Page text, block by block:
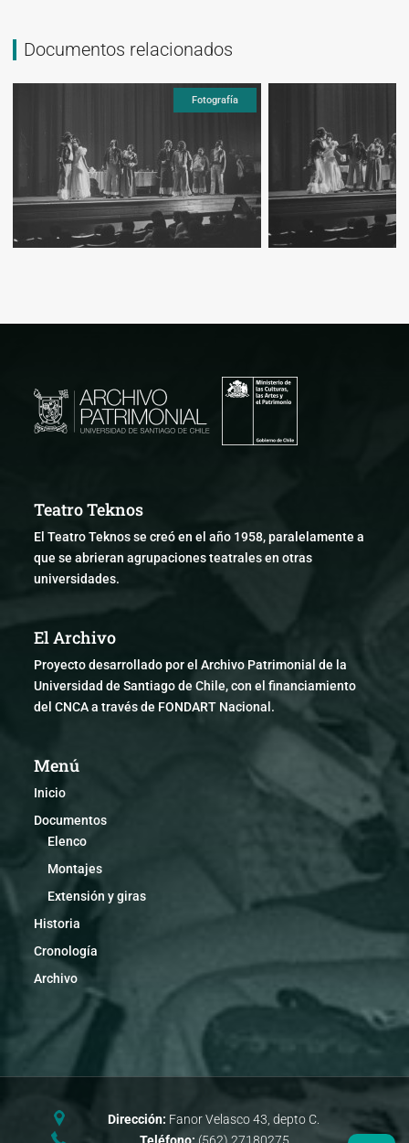
Documentos relacionados
Fotografía
Teatro Teknos
El Teatro Teknos se creó en el año 1958, paralelamente a
que se abrieran agrupaciones teatrales en otras
universidades.
El Archivo
Proyecto desarrollado por el Archivo Patrimonial de la
Universidad de Santiago de Chile, con el financiamiento
del CNCA a través de FONDART Nacional.
Menú
Inicio
Documentos
Elenco
Montajes
Extensión y giras
Historia
Cronología
Archivo
Dirección: Fanor Velasco 43, depto C.